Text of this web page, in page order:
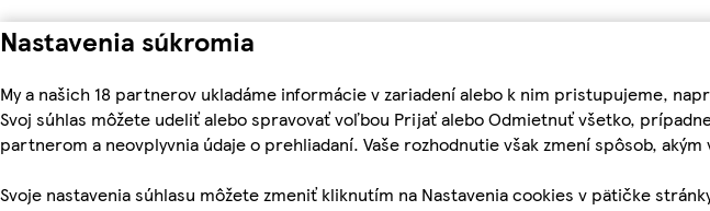
Nastavenia súkromia
My a našich 18 partnerov ukladáme informácie v zariadení alebo k nim pristupujeme,
Svoj súhlas môžete udeliť alebo spravovať voľbou Prijať alebo Odmietnuť všetko,
partnerom a neovplyvnia údaje o prehliadaní. Vaše rozhodnutie však zmení spôsob,
Svoje nastavenia súhlasu môžete zmeniť kliknutím na Nastavenia cookies v pätičke